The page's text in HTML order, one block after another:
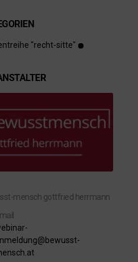
"recht-sitte"
mensch gottfried herrmann